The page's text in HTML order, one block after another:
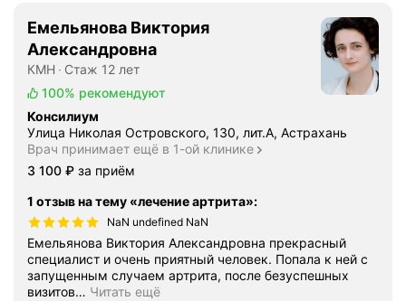
Емельянова Виктория
Александровна
КМН
Стаж 12 лет
100% рекомендуют
Консилиум
Улица Николая Островского, 130, лит.А, Астрахань
Врач принимает ещё в 1-ой клинике
Цена
3100
3 100 ₽ за приём
1 отзыв на тему «лечение артрита»:
NaN undefined NaN
Емельянова Виктория Александровна прекрасный
специалист и очень приятный человек. Попала к ней с
запущенным случаем артрита, после безуспешных
визитов… Читать ещё